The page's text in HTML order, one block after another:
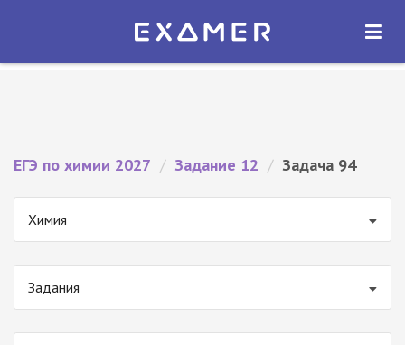
Экзамер — ЕГЭ 2027
ОТКРЫТЬ
ЕГЭ по химии 2027 / Задание 12 / Задача 94
Химия
Задания